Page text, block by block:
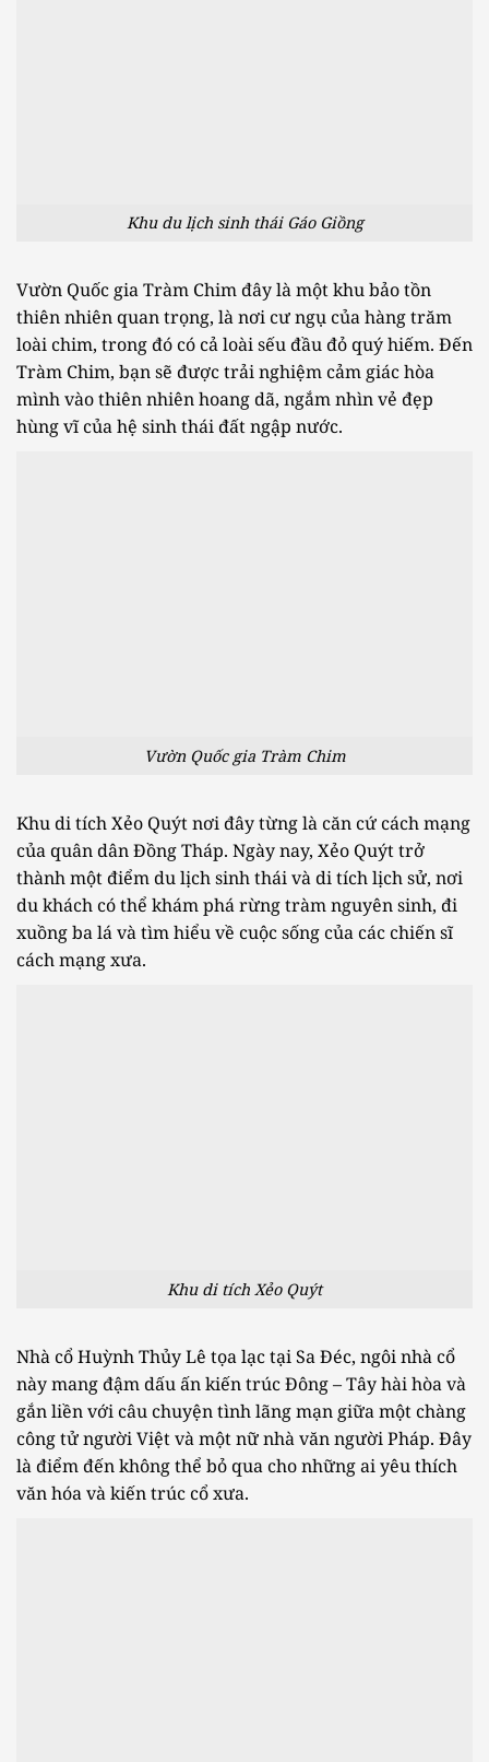
Khu du lịch sinh thái Gáo Giồng
Vườn Quốc gia Tràm Chim đây là một khu bảo tồn
thiên nhiên quan trọng, là nơi cư ngụ của hàng trăm
loài chim, trong đó có cả loài sếu đầu đỏ quý hiếm. Đến
Tràm Chim, bạn sẽ được trải nghiệm cảm giác hòa
mình vào thiên nhiên hoang dã, ngắm nhìn vẻ đẹp
hùng vĩ của hệ sinh thái đất ngập nước.
Vườn Quốc gia Tràm Chim
Khu di tích Xẻo Quýt nơi đây từng là căn cứ cách mạng
của quân dân Đồng Tháp. Ngày nay, Xẻo Quýt trở
thành một điểm du lịch sinh thái và di tích lịch sử, nơi
du khách có thể khám phá rừng tràm nguyên sinh, đi
xuồng ba lá và tìm hiểu về cuộc sống của các chiến sĩ
cách mạng xưa.
Khu di tích Xẻo Quýt
Nhà cổ Huỳnh Thủy Lê tọa lạc tại Sa Đéc, ngôi nhà cổ
này mang đậm dấu ấn kiến trúc Đông – Tây hài hòa và
gắn liền với câu chuyện tình lãng mạn giữa một chàng
công tử người Việt và một nữ nhà văn người Pháp. Đây
là điểm đến không thể bỏ qua cho những ai yêu thích
văn hóa và kiến trúc cổ xưa.